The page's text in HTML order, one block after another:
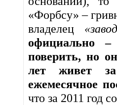
«Форбсу» –
владелец
официально
поверить, но
лет живет за
ежемесячное
что за 2011 год